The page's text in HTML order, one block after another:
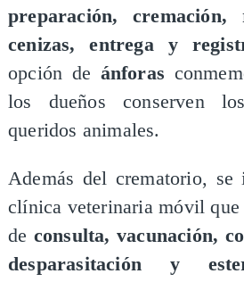
preparación, cremación,
cenizas, entrega y
opción de ánforas
los dueños conserven
queridos animales.
Además del crematorio, se
clínica veterinaria móvil
de consulta, vacunación,
desparasitación y